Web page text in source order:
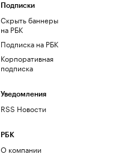
Подписки
Скрыть баннеры
на РБК
Подписка на РБК
Корпоративная
подписка
Уведомления
RSS Новости
РБК
О компании